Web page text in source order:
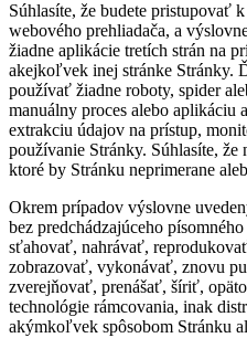
Súhlasíte, že budete pristupovať
webového prehliadača, a
žiadne aplikácie tretích strán na
akejkoľvek inej stránke Stránky.
používať žiadne roboty, spider
manuálny proces alebo aplikáciu
extrakciu údajov na prístup,
používanie Stránky. Súhlasíte,
ktoré by Stránku neprimerane
Okrem prípadov výslovne
bez predchádzajúceho
sťahovať, nahrávať,
zobrazovať, vykonávať, znovu
zverejňovať, prenášať, šíriť,
technológie rámcovania, inak
akýmkoľvek spôsobom Stránku